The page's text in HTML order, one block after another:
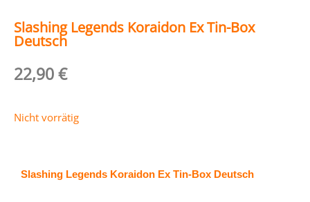
Slashing Legends Koraidon Ex Tin-Box
Deutsch
22,90€
Nicht vorrätig
Slashing Legends Koraidon Ex Tin-Box Deutsch